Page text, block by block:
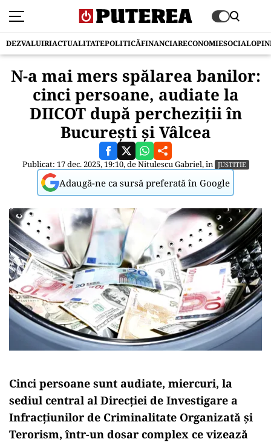
DEZVALUIRIACTUALITATEPOLITICĂFINANCIARECONOMIESOCIAL
N-a mai mers spălarea banilor:
cinci persoane, audiate la
DIICOT după percheziții în
București și Vâlcea
Publicat: 17 dec. 2025, 19:10, deNitulescu Gabriel, în JUSTITIE
Adaugă-ne ca sursă preferată în Google
Cinci persoane sunt audiate, miercuri, la
sediul central al Direcției de Investigare a
Infracțiunilor de Criminalitate Organizată și
Terorism, într-un dosar complex ce vizează